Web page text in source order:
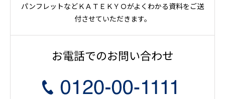
パンフレットなどＫＡＴＥＫＹＯがよくわかる資料をご送
付させていただきます。
お電話でのお問い合わせ